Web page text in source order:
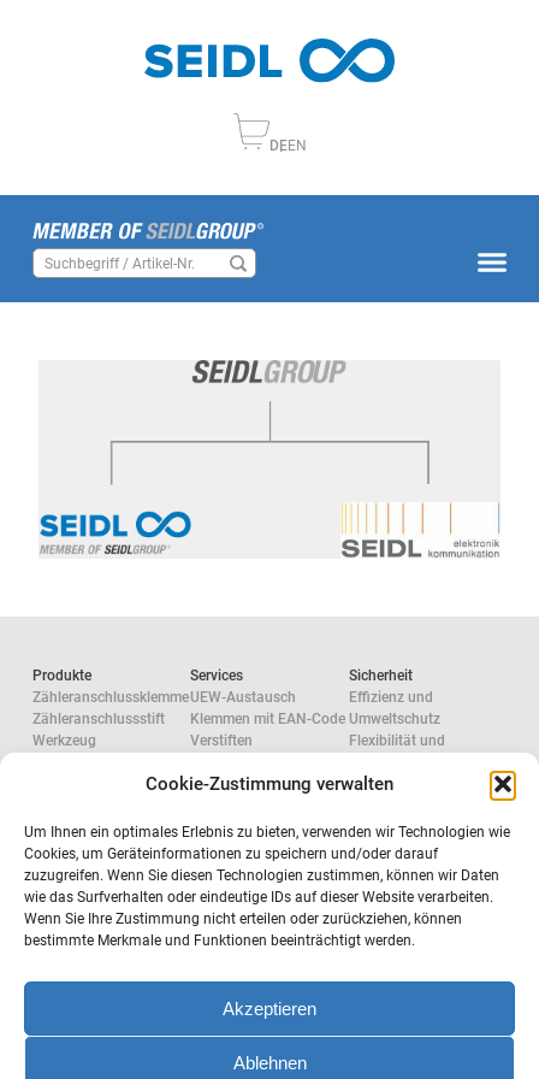
Cookie-Zustimmung verwalten
Um Ihnen ein optimales Erlebnis zu bieten, verwenden wir Technologien wie
Cookies, um Geräteinformationen zu speichern und/oder darauf
zuzugreifen. Wenn Sie diesen Technologien zustimmen, können wir Daten
wie das Surfverhalten oder eindeutige IDs auf dieser Website verarbeiten.
Wenn Sie Ihre Zustimmung nicht erteilen oder zurückziehen, können
bestimmte Merkmale und Funktionen beeinträchtigt werden.
Akzeptieren
Ablehnen
DEEN
Home
Unternehmen
Produkte
Zähleranschlussklemme
Zähleranschlussstift
Werkzeug
Services
UEW-Austausch
Klemmen mit EAN-Code
Verstiften
Systemkonfiguration
Werkzeugkonfiguration
Arbeitssicherheit
Sicherheit
Effizienz und
Umweltschutz
Flexibilität und
Forschung und
Aluminium Electric
Force
Systemanbieter
Unternehmen
Über uns
Seidlgroup
Ansprechpartner
Newsletter bestellen